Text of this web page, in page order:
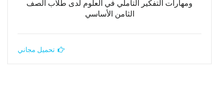
ومهارات التفكير التأملي في العلوم لدى طلاب الصف
الثامن الأساسي
تحميل مجاني